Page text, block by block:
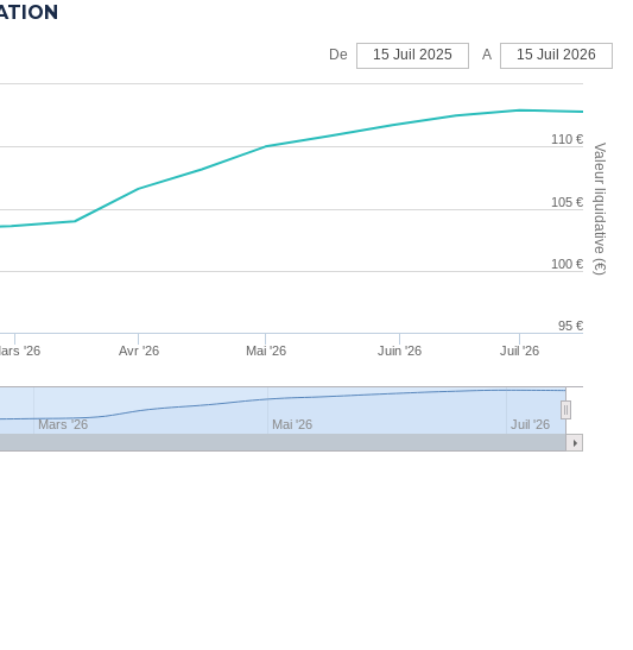
De 15 Juil 2025 A 15 Juil 2026
Valeur liquidative (€)
'26 Avr '26 Mai '26 Juin '26 Juil '26
Mars '26 Mai '26 Juil '26
95 €
100 €
105 €
110 €